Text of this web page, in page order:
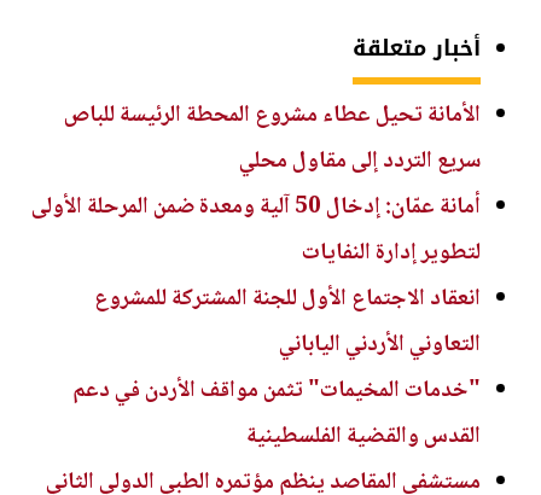
أخبار متعلقة
الأمانة تحيل عطاء مشروع المحطة الرئيسة للباص
سريع التردد إلى مقاول محلي
أمانة عمّان: إدخال 50 آلية ومعدة ضمن المرحلة الأولى
لتطوير إدارة النفايات
انعقاد الاجتماع الأول للجنة المشتركة للمشروع
التعاوني الأردني الياباني
"خدمات المخيمات" تثمن مواقف الأردن في دعم
القدس والقضية الفلسطينية
مستشفى المقاصد ينظم مؤتمره الطبي الدولي الثاني